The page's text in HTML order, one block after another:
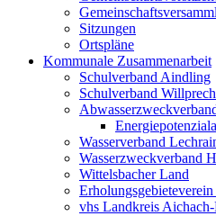
Sitzungen
Ortspläne
Kommunale Zusammenarbeit
Schulverband Aindling
Schulverband
Wasserverband
Wasserzweckverband
Wittelsbacher Land
vhs Landkreis